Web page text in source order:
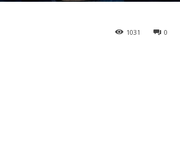
0
1031